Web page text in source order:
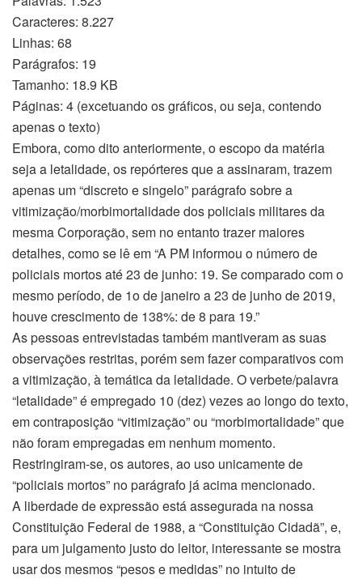
Caracteres: 8.227
Linhas: 68
Parágrafos: 19
Tamanho: 18.9 KB
Páginas: 4 (excetuando os gráficos, ou seja, contendo
apenas o texto)
Embora, como dito anteriormente, o escopo da matéria
seja a letalidade, os repórteres que a assinaram, trazem
apenas um “discreto e singelo” parágrafo sobre a
vitimização/morbimortalidade dos policiais militares da
mesma Corporação, sem no entanto trazer maiores
detalhes, como se lê em “A PM informou o número de
policiais mortos até 23 de junho: 19. Se comparado com o
mesmo período, de 1o de janeiro a 23 de junho de 2019,
houve crescimento de 138%: de 8 para 19.”
As pessoas entrevistadas também mantiveram as suas
observações restritas, porém sem fazer comparativos com
a vitimização, à temática da letalidade. O verbete/palavra
“letalidade” é empregado 10 (dez) vezes ao longo do texto,
em contraposição “vitimização” ou “morbimortalidade” que
não foram empregadas em nenhum momento.
Restringiram-se, os autores, ao uso unicamente de
“policiais mortos” no parágrafo já acima mencionado.
A liberdade de expressão está assegurada na nossa
Constituição Federal de 1988, a “Constituição Cidadã”, e,
para um julgamento justo do leitor, interessante se mostra
usar dos mesmos “pesos e medidas” no intuito de